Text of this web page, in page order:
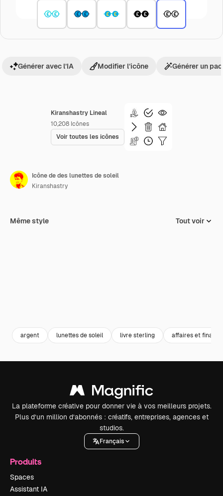
Kiranshastry Lineal
10,208 Icônes
Voir toutes les icônes
Générer avec l’IA Modifier l’icône Générer un
Icône de des lunettes de soleil
Kiranshastry
Même style Tout voir
argent lunettes de soleil livre sterling affaires et finance
La plateforme créative pour donner vie à vos meilleurs projets.
Plus d’un million d’abonnés : créatifs, entreprises, agences et
studios.
Français
Produits
Spaces
Assistant IA